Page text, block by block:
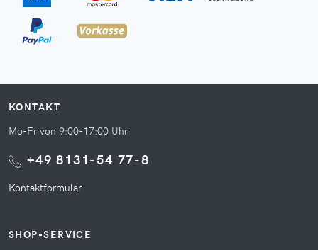
KONTAKT
Mo-Fr von 9:00-17:00 Uhr
+49 8131-54 77-8
Kontaktformular
SHOP-SERVICE